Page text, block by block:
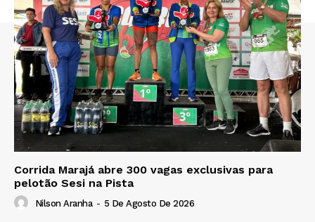
Corrida Marajá abre 300 vagas exclusivas para
pelotão Sesi na Pista
Nilson Aranha - 5 De Agosto De 2026